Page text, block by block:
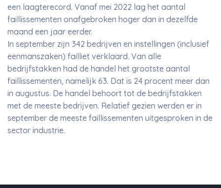
een laagterecord. Vanaf mei 2022 lag het aantal
faillissementen onafgebroken hoger dan in dezelfde
maand een jaar eerder.
In september zijn 342 bedrijven en instellingen (inclusief
eenmanszaken) failliet verklaard. Van alle
bedrijfstakken had de handel het grootste aantal
faillissementen, namelijk 63. Dat is 24 procent meer dan
in augustus. De handel behoort tot de bedrijfstakken
met de meeste bedrijven. Relatief gezien werden er in
september de meeste faillissementen uitgesproken in de
sector industrie.